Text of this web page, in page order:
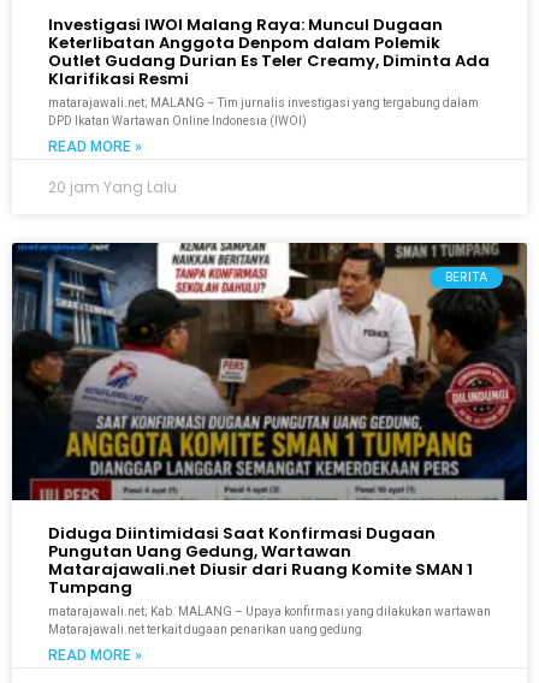
Investigasi IWOI Malang Raya: Muncul Dugaan
Keterlibatan Anggota Denpom dalam Polemik
Outlet Gudang Durian Es Teler Creamy, Diminta Ada
Klarifikasi Resmi
matarajawali.net; MALANG – Tim jurnalis investigasi yang tergabung dalam
DPD Ikatan Wartawan Online Indonesia (IWOI)
READ MORE »
20 jam Yang Lalu
BERITA
Diduga Diintimidasi Saat Konfirmasi Dugaan
Pungutan Uang Gedung, Wartawan
Matarajawali.net Diusir dari Ruang Komite SMAN 1
Tumpang
matarajawali.net; Kab. MALANG – Upaya konfirmasi yang dilakukan wartawan
Matarajawali.net terkait dugaan penarikan uang gedung
READ MORE »